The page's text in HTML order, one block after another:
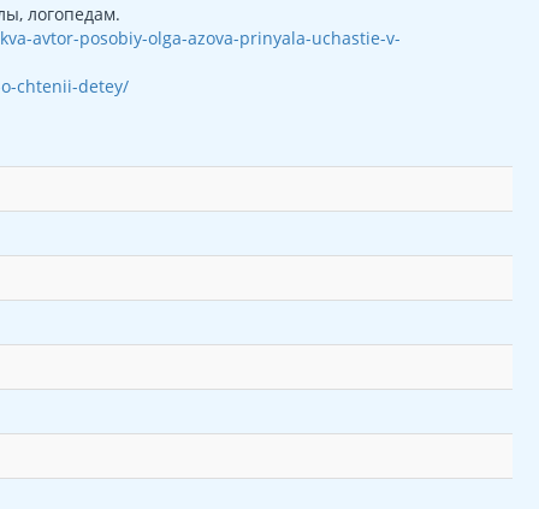
логопедам.
avtor-posobiy-olga-azova-prinyala-uchastie-v-
chtenii-detey/